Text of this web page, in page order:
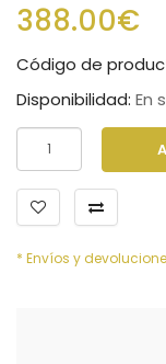
388.00€
Código de
Disponibilidad: En
* Envíos y